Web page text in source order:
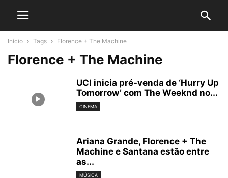
Início Tags Florence + The Machine
Florence + The Machine
UCI inicia pré-venda de ‘Hurry Up
Tomorrow’ com The Weeknd no...
CINEMA
Ariana Grande, Florence + The
Machine e Santana estão entre
as...
MÚSICA